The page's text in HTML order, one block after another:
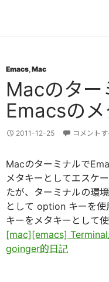
Emacs,Mac
Macのター
Emacsの
2011-12-25 コメントす
Macのターミナルで
メタキーとしてエスケ
たが、ターミナルの環
として option キーを
キーをメタキーとして使
[mac][emacs]
goinger的日記